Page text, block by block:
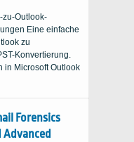
zu-Outlook-
Eine einfache
zu
Konvertierung.
in Microsoft Outlook
Forensics
Advanced